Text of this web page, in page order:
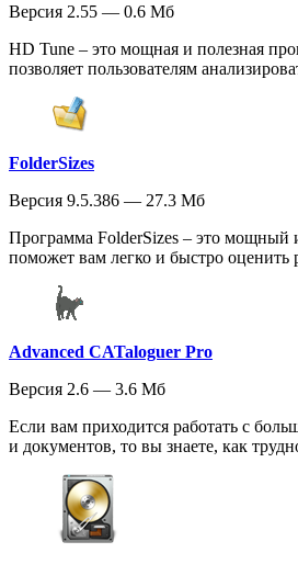
Версия 2.55 — 0.6 Мб
HD Tune – это мощная и полезная
позволяет пользователям
FolderSizes
Версия 9.5.386 — 27.3 Мб
Программа FolderSizes – это мощный
поможет вам легко и быстро оценить
Advanced CATaloguer Pro
Версия 2.6 — 3.6 Мб
Если вам приходится работать с
и документов, то вы знаете, как